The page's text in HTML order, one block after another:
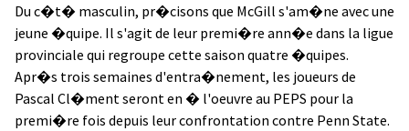
Du c�t� masculin, pr�cisons que McGill s'am�ne avec une
jeune �quipe. Il s'agit de leur premi�re ann�e dans la ligue
provinciale qui regroupe cette saison quatre �quipes.
Apr�s trois semaines d'entra�nement, les joueurs de
Pascal Cl�ment seront en � l'oeuvre au PEPS pour la
premi�re fois depuis leur confrontation contre Penn State.